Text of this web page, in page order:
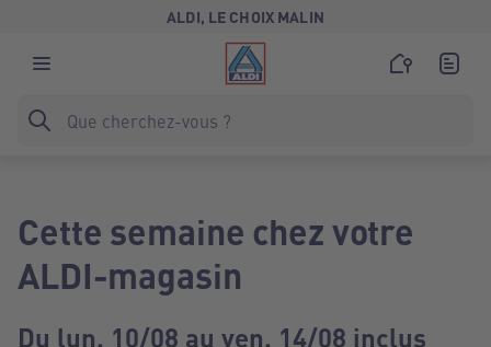
ALDI, LE CHOIX MALIN
Cette semaine chez votre
ALDI-magasin
Du lun. 10/08 au ven. 14/08 inclus